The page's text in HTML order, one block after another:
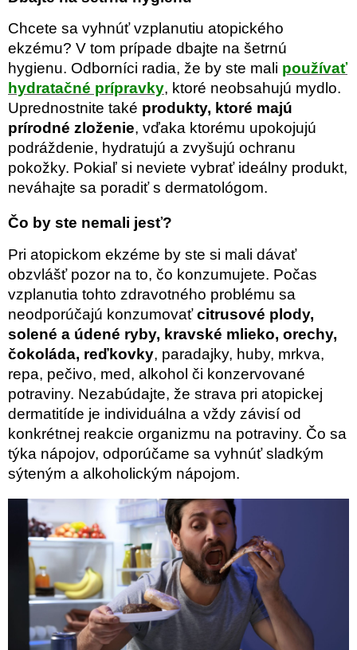
Chcete sa vyhnúť vzplanutiu atopického
ekzému? V tom prípade dbajte na šetrnú
hygienu. Odborníci radia, že by ste mali používať
hydratačné prípravky, ktoré neobsahujú mydlo.
Uprednostnite také produkty, ktoré majú
prírodné zloženie, vďaka ktorému upokojujú
podráždenie, hydratujú a zvyšujú ochranu
pokožky. Pokiaľ si neviete vybrať ideálny produkt,
neváhajte sa poradiť s dermatológom.
Čo by ste nemali jesť?
Pri atopickom ekzéme by ste si mali dávať
obzvlášť pozor na to, čo konzumujete. Počas
vzplanutia tohto zdravotného problému sa
neodporúčajú konzumovaťcitrusové plody,
solené a údené ryby, kravské mlieko, orechy,
čokoláda, reďkovky, paradajky, huby, mrkva,
repa, pečivo, med, alkohol či konzervované
potraviny. Nezabúdajte, že strava pri atopickej
dermatitíde je individuálna a vždy závisí od
konkrétnej reakcie organizmu na potraviny. Čo sa
týka nápojov, odporúčame sa vyhnúť sladkým
sýteným a alkoholickým nápojom.